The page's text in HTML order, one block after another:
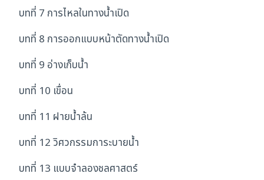
บทที่ 7 การไหลในทางน้ำเปิด
บทที่ 8 การออกแบบหน้าตัดทางน้ำเปิด
บทที่ 9 อ่างเก็บน้ำ
บทที่ 10 เขื่อน
บทที่ 11 ฝายน้ำล้น
บทที่ 12 วิศวกรรมการะบายน้ำ
บทที่ 13 แบบจำลองชลศาสตร์